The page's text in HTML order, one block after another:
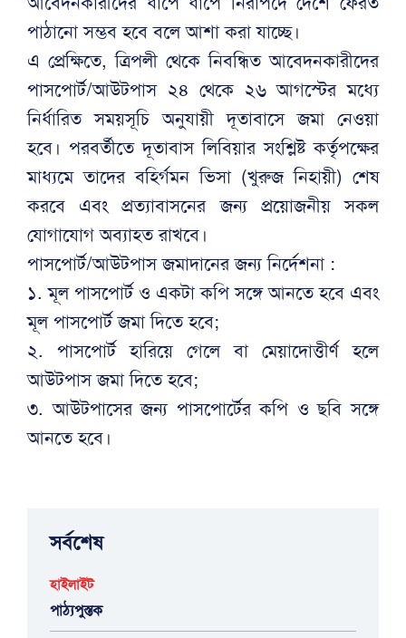
পাঠানো সম্ভব হবে বলে আশা করা যাচ্ছে।
এ প্রেক্ষিতে, ত্রিপলী থেকে নিবন্ধিত আবেদনকারীদের
পাসপোর্ট/আউটপাস ২৪ থেকে ২৬ আগস্টের মধ্যে
নির্ধারিত সময়সূচি অনুযায়ী দূতাবাসে জমা নেওয়া
হবে। পরবর্তীতে দূতাবাস লিবিয়ার সংশ্লিষ্ট কর্তৃপক্ষের
মাধ্যমে তাদের বহির্গমন ভিসা (খুরুজ নিহায়ী) শেষ
করবে এবং প্রত্যাবাসনের জন্য প্রয়োজনীয় সকল
যোগাযোগ অব্যাহত রাখবে।
পাসপোর্ট/আউটপাস জমাদানের জন্য নির্দেশনা :
১. মূল পাসপোর্ট ও একটা কপি সঙ্গে আনতে হবে এবং
মূল পাসপোর্ট জমা দিতে হবে;
২. পাসপোর্ট হারিয়ে গেলে বা মেয়াদোত্তীর্ণ হলে
আউটপাস জমা দিতে হবে;
৩. আউটপাসের জন্য পাসপোর্টের কপি ও ছবি সঙ্গে
আনতে হবে।
সর্বশেষ
হাইলাইট
পাঠ্যপুস্তক